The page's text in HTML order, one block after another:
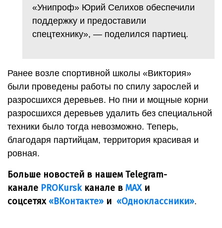
«Унипроф» Юрий Селихов обеспечили
поддержку и предоставили
спецтехнику», — поделился партиец.
Ранее возле спортивной школы «Виктория»
были проведены работы по спилу зарослей и
разросшихся деревьев. Но пни и мощные корни
разросшихся деревьев удалить без специальной
техники было тогда невозможно. Теперь,
благодаря партийцам, территория красивая и
ровная.
Больше новостей в нашем Telegram-
канале PROKurskканале в МАХи
соцсетях «ВКонтакте» и «Одноклассники».